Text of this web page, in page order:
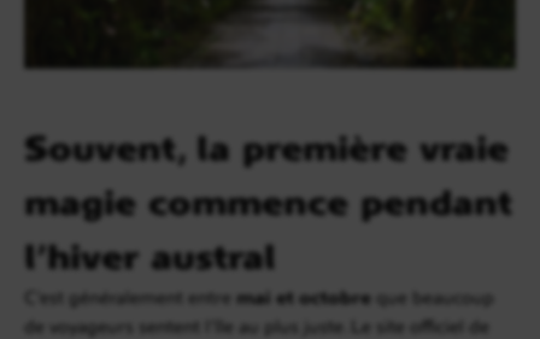
Souvent, la première vraie
magie commence pendant
l’hiver austral
C’est généralement entre mai et octobre que beaucoup
de voyageurs sentent l’île au plus juste. Le site officiel de